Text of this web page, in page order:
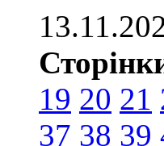
19 20 21
37 38 39